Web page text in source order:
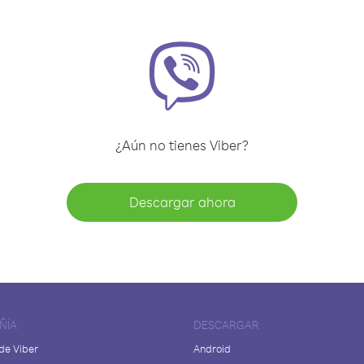
¿Aún no tienes Viber?
Descargar ahora
Viber
DESCARGAR
Android